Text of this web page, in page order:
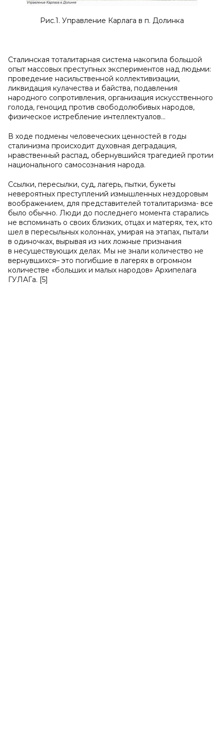
Рис.1. Управление Карлага в п. Долинка
Сталинская тоталитарная система накопила большой
опыт массовых преступных экспериментов над людьми:
проведение насильственной коллективизации,
ликвидация кулачества и байства, подавления
народного сопротивления, организация искусственного
голода, геноцид против свободолюбивых народов,
физическое истребление интеллектуалов...
В ходе подмены человеческих ценностей в годы
сталинизма происходит духовная деградация,
нравственный распад, обернувшийся трагедией протии
национального самосознания народа.
Ссылки, пересылки, суд, лагерь, пытки, букеты
невероятных преступлений измышленных нездоровым
воображением, для представителей тоталитаризма- все
было обычно. Люди до последнего момента старались
не вспоминать о своих близких, отцах и матерях, тех, кто
шел в пересыльных колоннах, умирая на этапах, пытали
в одиночках, вырывая из них ложные признания
в несуществующих делах. Мы не знали количество не
вернувшихся– это погибшие в лагерях в огромном
количестве «больших и малых народов» Архипелага
ГУЛАГа. [5]